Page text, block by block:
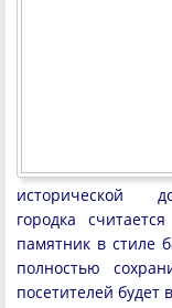
исторической
городка
памятник в стиле
полностью
посетителей будет